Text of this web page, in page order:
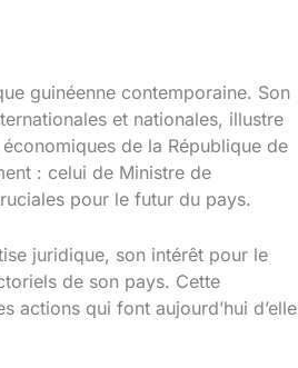
guinéenne contemporaine. Son
et nationales, illustre
de la République de
: celui de Ministre de
pour le futur du pays.
juridique, son intérêt pour le
de son pays. Cette
actions qui font aujourd’hui d’elle